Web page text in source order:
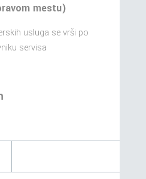
mestu)
usluga se vrši po
servisa